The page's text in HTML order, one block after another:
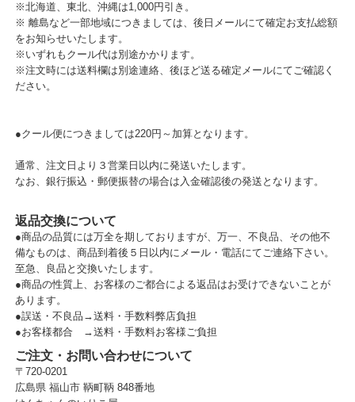
※北海道、東北、沖縄は1,000円引き。
※ 離島など一部地域につきましては、後日メールにて確定お支払総額
をお知らせいたします。
※いずれもクール代は別途かかります。
※注文時には送料欄は別途連絡、後ほど送る確定メールにてご確認く
ださい。
●クール便につきましては220円～加算となります。
通常、注文日より３営業日以内に発送いたします。
なお、銀行振込・郵便振替の場合は入金確認後の発送となります。
返品交換について
●商品の品質には万全を期しておりますが、万一、不良品、その他不
備なものは、商品到着後５日以内にメール・電話にてご連絡下さい。
至急、良品と交換いたします。
●商品の性質上、お客様のご都合による返品はお受けできないことが
あります。
●誤送・不良品→送料・手数料弊店負担
●お客様都合 →送料・手数料お客様ご負担
ご注文・お問い合わせについて
〒720-0201
広島県 福山市 鞆町鞆 848番地